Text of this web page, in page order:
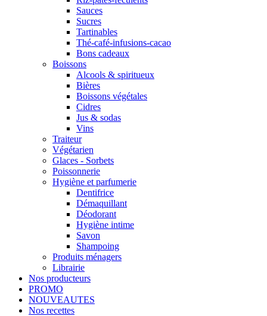
Sauces
Sucres
Tartinables
Thé-café-infusions-cacao
Bons cadeaux
Boissons
Alcools & spiritueux
Bières
Boissons végétales
Cidres
Jus & sodas
Vins
Traiteur
Végétarien
Glaces - Sorbets
Poissonnerie
Hygiène et parfumerie
Dentifrice
Démaquillant
Déodorant
Hygiène intime
Savon
Shampoing
Produits ménagers
Librairie
Nos producteurs
PROMO
NOUVEAUTES
Nos recettes